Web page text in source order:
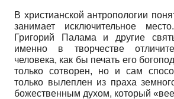
В христианской антропологии
занимает исключительное
Григорий Палама и другие
именно в творчестве
человека, как бы печать его
только сотворен, но и сам
только вылеплен из праха
божественным духом, который